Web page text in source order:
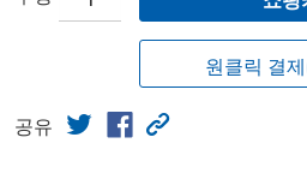
원클릭 결
공유